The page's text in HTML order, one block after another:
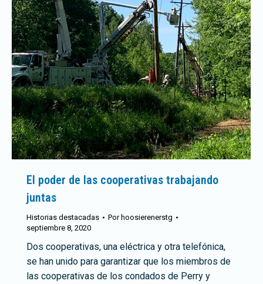
El poder de las cooperativas trabajando
juntas
Historias destacadas Por hoosierenerstg
septiembre 8, 2020
Dos cooperativas, una eléctrica y otra telefónica,
se han unido para garantizar que los miembros de
las cooperativas de los condados de Perry y